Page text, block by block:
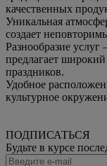
качественных
Уникальная
создает
Разнообразие услуг
предлагает
праздников.
Удобное
культурное
ПОДПИСАТЬСЯ
Будьте в курсе